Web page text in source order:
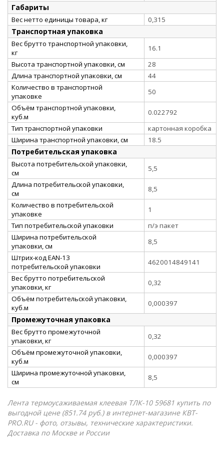
Габариты
Вес нетто единицы товара, кг 0,315
Транспортная упаковка
Вес брутто транспортной упаковки,
кг
16.1
Высота транспортной упаковки, см
28
Длина транспортной упаковки, см
44
Количество в транспортной
упаковке
50
Объём транспортной упаковки,
куб.м
0.022792
Тип транспортной упаковки
картонная коробка
Ширина транспортной упаковки, см
18.5
Потребительская упаковка
Высота потребительской упаковки,
см
5,5
Длина потребительской упаковки,
см
8,5
Количество в потребительской
упаковке
1
Тип потребительской упаковки
п/э пакет
Ширина потребительской
упаковки, см
8,5
Штрих-код EAN-13
потребительской упаковки
4620014849141
Вес брутто потребительской
упаковки, кг
0,32
Объём потребительской упаковки,
куб.м
0,000397
Промежуточная упаковка
Вес брутто промежуточной
упаковки, кг
0,32
Объём промежуточной упаковки,
куб.м
0,000397
Ширина промежуточной упаковки,
см
8,5
Лента термоусаживаемая клеевая ТЛК-10 59681 купить по
выгодной цене (851.74 руб.) в интернет-магазине КВТ-
PRO.RU - фото, отзывы, технические характеристики.
Доставка по Москве и России